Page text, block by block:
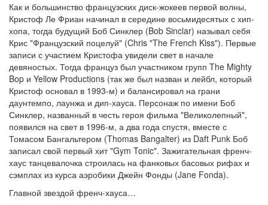
Как и большинство французских диск-жокеев первой волны,
Кристоф Ле Фриан начинал в середине восьмидесятых с хип-
хопа, тогда будущий Боб Синклер (Bob Sinclar) называл себя
Крис "Французский поцелуй" (Chris "The French Kiss"). Первые
записи с участием Кристофа увидели свет в начале
девяностых. Тогда француз был участником групп The Mighty
Bop и Yellow Productions (так же был назван и лейбл, который
Кристоф основал в 1993-м) и балансировал на грани
даунтемпо, лаунжа и дип-хауса. Персонаж по имени Боб
Синклер, названный в честь героя фильма "Великолепный",
появился на свет в 1996-м, а два года спустя, вместе с
Томасом Бангальтером (Thomas Bangalter) из Daft Punk Боб
записал свой первый хит "Gym Tonic". Зажигательная френч-
хаус танцевалочка строилась на фанковых басовых рифах и
сэмплах из курса аэробики Джейн Фонды (Jane Fonda).
Главной звездой френч-хауса…